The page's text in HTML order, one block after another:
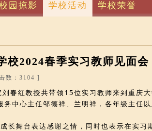
园掠影 学校活动 学校荣誉
校2024春季实习教师见面会
数：3104 ]
春红教授共带领15位实习教师来到重庆
中心主任邹德祥、兰明祥，各年级主任
舞台表达感谢之情，同时也表示在实习